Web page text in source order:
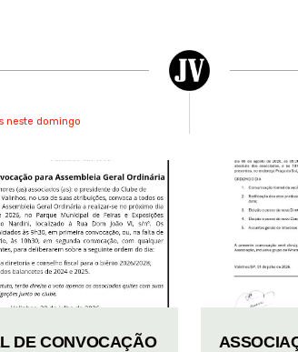
neste domingo
DE CONVOCAÇÃO